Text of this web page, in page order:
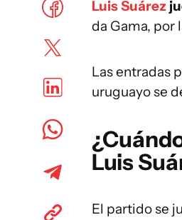
Luis Suárez
da Gama, por
Las entradas
uruguayo se
Luis
El partido se